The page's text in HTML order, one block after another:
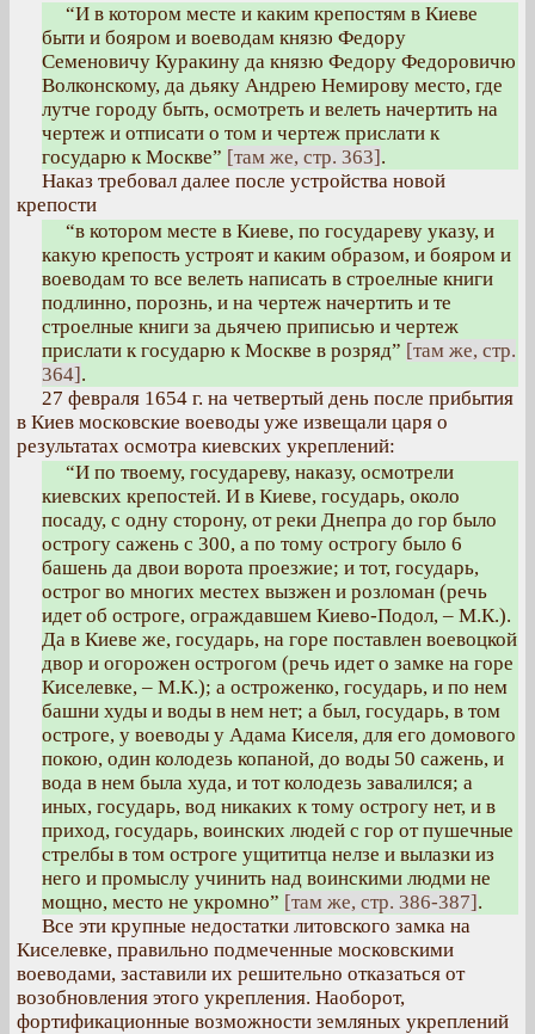
“И в котором месте и каким крепостям в Киеве
быти и бояром и воеводам князю Федору
Семеновичу Куракину да князю Федору Федоровичю
Волконскому, да дьяку Андрею Немирову место, где
лутче городу быть, осмотреть и велеть начертить на
чертеж и отписати о том и чертеж прислати к
государю к Москве” [там же, стр. 363].
Наказ требовал далее после устройства новой
крепости
“в котором месте в Киеве, по государеву указу, и
какую крепость устроят и каким образом, и бояром и
воеводам то все велеть написать в строелные книги
подлинно, порознь, и на чертеж начертить и те
строелные книги за дьячею приписью и чертеж
прислати к государю к Москве в розряд” [там же, стр.
364].
27 февраля 1654 г. на четвертый день после прибытия
в Киев московские воеводы уже извещали царя о
результатах осмотра киевских укреплений:
“И по твоему, государеву, наказу, осмотрели
киевских крепостей. И в Киеве, государь, около
посаду, с одну сторону, от реки Днепра до гор было
острогу сажень с 300, а по тому острогу было 6
башень да двои ворота проезжие; и тот, государь,
острог во многих местех вызжен и розломан (речь
идет об остроге, ограждавшем Киево-Подол, – М.К.).
Да в Киеве же, государь, на горе поставлен воевоцкой
двор и огорожен острогом (речь идет о замке на горе
Киселевке, – М.К.); а остроженко, государь, и по нем
башни худы и воды в нем нет; а был, государь, в том
остроге, у воеводы у Адама Киселя, для его домового
покою, один колодезь копаной, до воды 50 сажень, и
вода в нем была худа, и тот колодезь завалился; а
иных, государь, вод никаких к тому острогу нет, и в
приход, государь, воинских людей с гор от пушечные
стрелбы в том остроге ущититца нелзе и вылазки из
него и промыслу учинить над воинскими людми не
мощно, место не укромно” [там же, стр. 386-387].
Все эти крупные недостатки литовского замка на
Киселевке, правильно подмеченные московскими
воеводами, заставили их решительно отказаться от
возобновления этого укрепления. Наоборот,
фортификационные возможности земляных укреплений